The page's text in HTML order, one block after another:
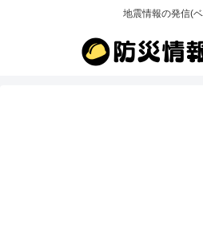
地震情報の発信(